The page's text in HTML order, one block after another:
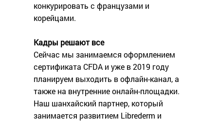
конкурировать с французами и
корейцами.
Кадры решают все
Сейчас мы занимаемся оформлением
сертификата CFDA и уже в 2019 году
планируем выходить в офлайн-канал, а
также на внутренние онлайн-площадки.
Наш шанхайский партнер, который
занимается развитием Librederm и